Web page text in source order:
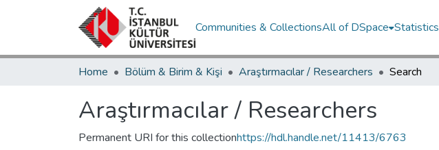
Communities & CollectionsAll of DSpace Statistics
Home Bölüm & Birim & Kişi Araştırmacılar / Researchers Search
Araştırmacılar / Researchers
Permanent URI for this collectionhttps://hdl.handle.net/11413/6763